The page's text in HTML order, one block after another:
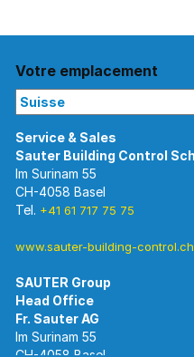
Votre emplacement
Im Surinam 55
CH-4058 Basel
Tel. +41 61 717 75 75
www.sauter-building-control.ch
SAUTER Group
Head Office
Im Surinam 55